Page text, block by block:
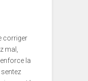
corriger
mal,
la